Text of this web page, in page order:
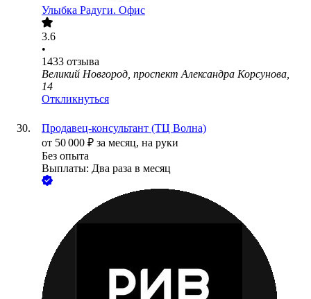
Улыбка Радуги. Офис
3.6
•
1433 отзыва
Великий Новгород, проспект Александра Корсунова,
14
Откликнуться
Продавец-консультант (ТЦ Волна)
от 50 000 ₽ за месяц, на руки
Без опыта
Выплаты: Два раза в месяц